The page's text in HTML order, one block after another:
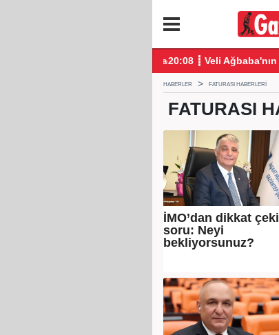
135 bin kişi 292 milyon TL bağış yaptı20:08 ┋ Veli Ağbaba'nın
HABERLER FATURASI HABERLERI
FATURASI
İMO’dan dikkat
soru: Neyi
bekliyorsunuz?